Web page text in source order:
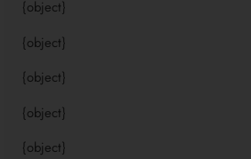
{object}
{object}
{object}
{object}
{object}